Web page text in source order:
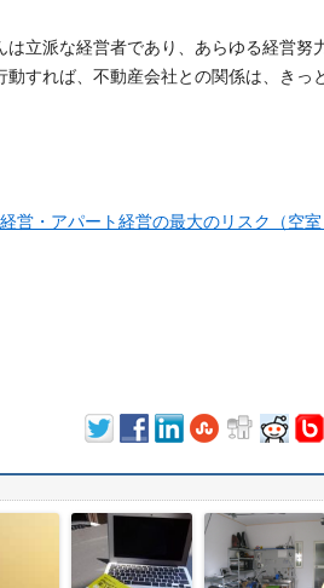
は立派な経営者であり、あらゆる経営努
動すれば、不動産会社との関係は、きっ
経営・アパート経営の最大のリスク（空